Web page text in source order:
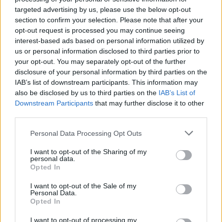
targeted advertising by us, please use the below opt-out
section to confirm your selection. Please note that after your
opt-out request is processed you may continue seeing
interest-based ads based on personal information utilized by
us or personal information disclosed to third parties prior to
your opt-out. You may separately opt-out of the further
disclosure of your personal information by third parties on the
IAB’s list of downstream participants. This information may
also be disclosed by us to third parties on the IAB’s List of
Downstream Participants that may further disclose it to other
Please note that this website/app uses one or more Google
not limited to your visit or usage behaviour. You may click to
grant or deny consent to Google and its third-party tags to
use your data for below specified purposes in below Google
consent section.
Personal Data Processing Opt Outs
I want to opt-out of the Sharing of my
personal data.
Opted In
I want to opt-out of the Sale of my
Personal Data.
Opted In
I want to opt-out of processing my
ΑΣΕΠ: Εξ αποστάσεως η πιο Εύκολη
Πιστοποίηση Υπολογιστών σε 2
μέρες
Μάθε πρώτος όλες τις σημαντικές
ειδήσεις.
αναζήτησης της Google